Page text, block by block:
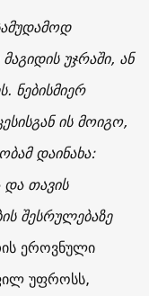
უჯრაში, ან
ნებისმიერ
ის მოიგო,
დაინახა:
თავის
შესრულებაზე
ეროვნული
უფროსს,